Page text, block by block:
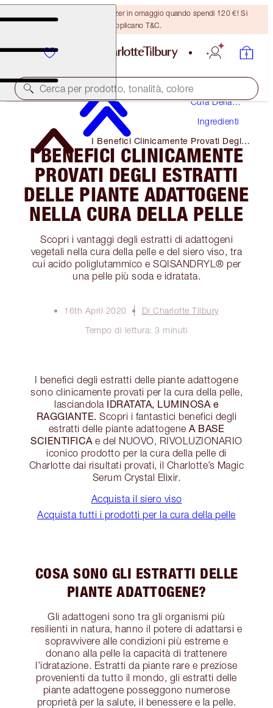
Ricevi un pennello per bronzer in omaggio quando spendi 120 €! Si
applicano T&C.
Cerca per prodotto, tonalità, colore
Cura Della
Ingredienti
I Benefici Clinicamente Provati Degli
Estratti Delle Piante Adattogene Nella
Cura Della Pelle
I BENEFICI CLINICAMENTE
PROVATI DEGLI ESTRATTI
DELLE PIANTE ADATTOGENE
NELLA CURA DELLA PELLE
Scopri i vantaggi degli estratti di adattogeni
vegetali nella cura della pelle e del siero viso, tra
cui acido poliglutammico e SQISANDRYL® per
una pelle più soda e idratata.
16th April 2020
Di Charlotte Tilbury
Tempo di lettura: 3 minuti
I benefici degli estratti delle piante adattogene
sono clinicamente provati per la cura della pelle,
lasciandola IDRATATA, LUMINOSA e
RAGGIANTE. Scopri i fantastici benefici degli
estratti delle piante adattogeneA BASE
SCIENTIFICA e del NUOVO, RIVOLUZIONARIO
iconico prodotto per la cura della pelle di
Charlotte dai risultati provati, il Charlotte’s Magic
Serum Crystal Elixir.
Acquista il siero viso
Acquista tutti i prodotti per la cura della pelle
COSA SONO GLI ESTRATTI DELLE
PIANTE ADATTOGENE?
Gli adattogeni sono tra gli organismi più
resilienti in natura, hanno il potere di adattarsi e
sopravvivere alle condizioni più estreme e
donano alla pelle la capacità di trattenere
l’idratazione. Estratti da piante rare e preziose
provenienti da tutto il mondo, gli estratti delle
piante adattogene posseggono numerose
proprietà per la salute, il benessere e la pelle.